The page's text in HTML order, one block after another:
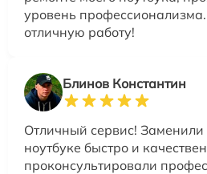
уровень
отличную работу!
Блинов Константин
Отличный сервис! Заменили
ноутбуке быстро и
проконсультировали